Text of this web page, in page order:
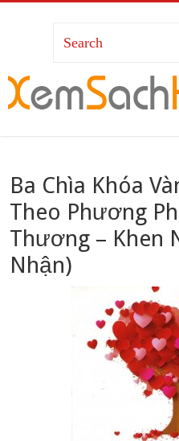
Ba Chìa Khóa
Theo Phương
Thương – Khen
Nhận)